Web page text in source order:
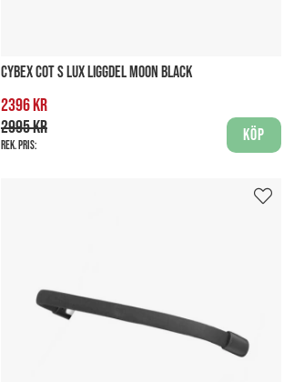
CYBEX COT S LUX LIGGDEL MOON BLACK
2396 kr
2995 kr
Rek. pris:
Köp